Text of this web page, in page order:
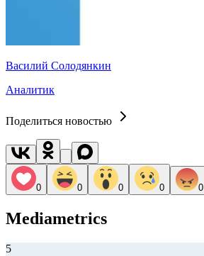
Василий Солодянкин
Аналитик
Поделиться новостью
0 0 0 0 0
Mediametrics
5